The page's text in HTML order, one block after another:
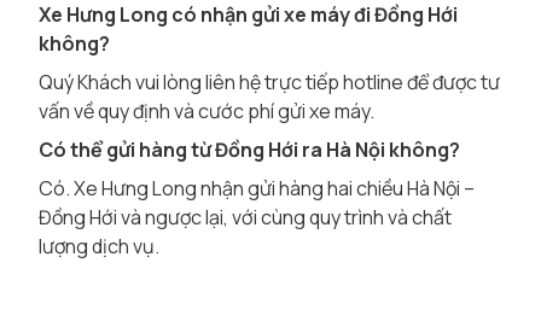
Xe Hưng Long có nhận gửi xe máy đi Đồng Hới
không?
Quý Khách vui lòng liên hệ trực tiếp hotline để được tư
vấn về quy định và cước phí gửi xe máy.
Có thể gửi hàng từ Đồng Hới ra Hà Nội không?
Có. Xe Hưng Long nhận gửi hàng hai chiều Hà Nội –
Đồng Hới và ngược lại, với cùng quy trình và chất
lượng dịch vụ.